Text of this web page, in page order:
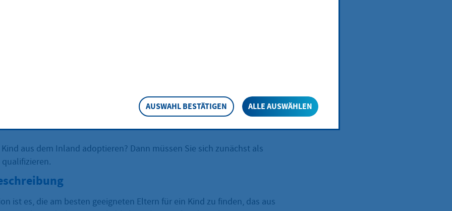
Adop
für
aus dem Inland adoptieren? Dann müssen Sie sich zunächst als
ist es, die am besten geeigneten Eltern für ein Kind zu finden, das aus
AUSWAHL BESTÄTIGEN ALLE AUSWÄHLEN